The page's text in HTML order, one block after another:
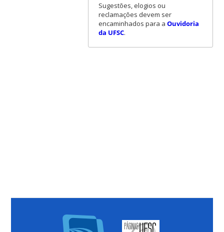
Sugestões, elogios ou
reclamações devem ser
encaminhados para a Ouvidoria
da UFSC.